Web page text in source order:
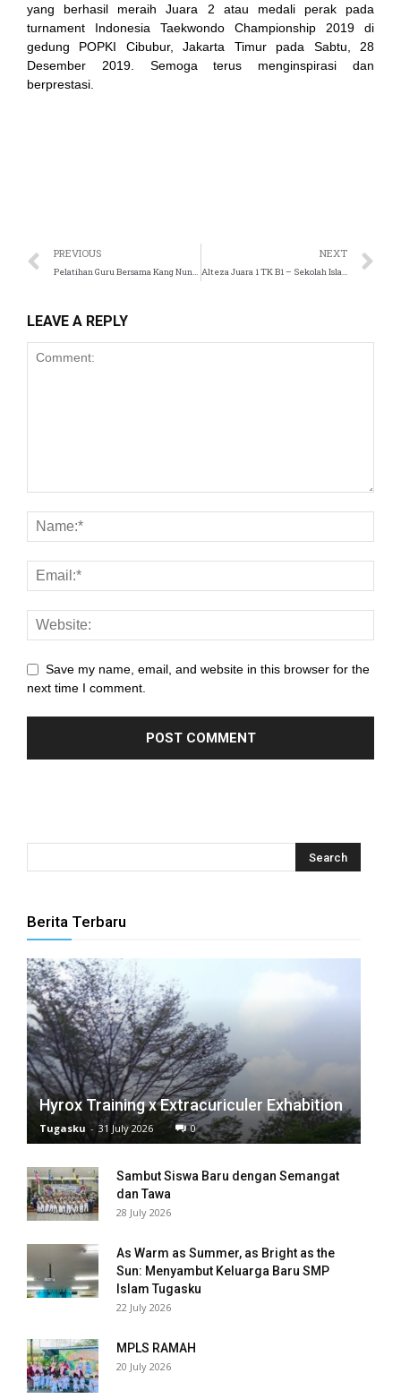
yang berhasil meraih Juara 2 atau medali perak pada
turnament Indonesia Taekwondo Championship 2019 di
gedung POPKI Cibubur, Jakarta Timur pada Sabtu, 28
Desember 2019. Semoga terus menginspirasi dan
berprestasi.
PREVIOUS
Pelatihan Guru Bersama Kang Nunu Zainul Fuad Sekolah Islam Tugasku
NEXT
Alteza Juara 1 TK B1 – Sekolah Islam Tugasku
LEAVE A REPLY
Save my name, email, and website in this browser for the
next time I comment.
Berita Terbaru
Hyrox Training x Extracuriculer Exhabition
Tugasku - 31 July 2026 0
Sambut Siswa Baru dengan Semangat
dan Tawa
28 July 2026
As Warm as Summer, as Bright as the
Sun: Menyambut Keluarga Baru SMP
Islam Tugasku
22 July 2026
MPLS RAMAH
20 July 2026